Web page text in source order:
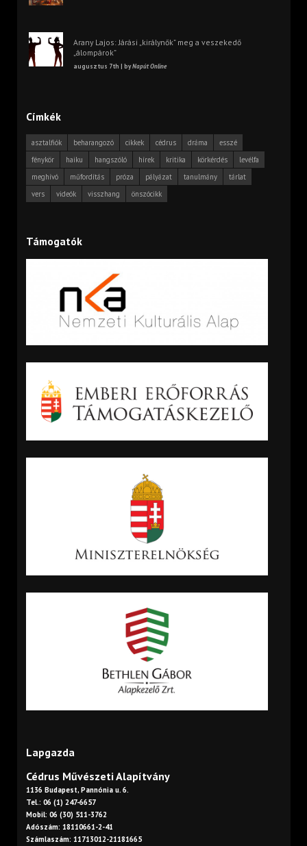
Arany Lajos: Járási „királynők” meg a veszekedő
„álompárok”
augusztus 7th | byNapút Online
Címkék
asztalfiók beharangozó cikkek cédrus dráma
esszé
fénykör
haiku hangszóló hírek kritika körkérdés
levélfa
meghívó
műfordítás próza pályázat tanulmány
tárlat
vers
videók visszhang önszócikk
Támogatók
Lapgazda
Cédrus Művészeti Alapítvány
1136 Budapest, Pannónia u. 6.
Tel.: 06 (1) 247-6657
Mobil: 06 (30) 511-3762
Adószám: 18110661-2-41
Számlaszám: 11713012-21181665